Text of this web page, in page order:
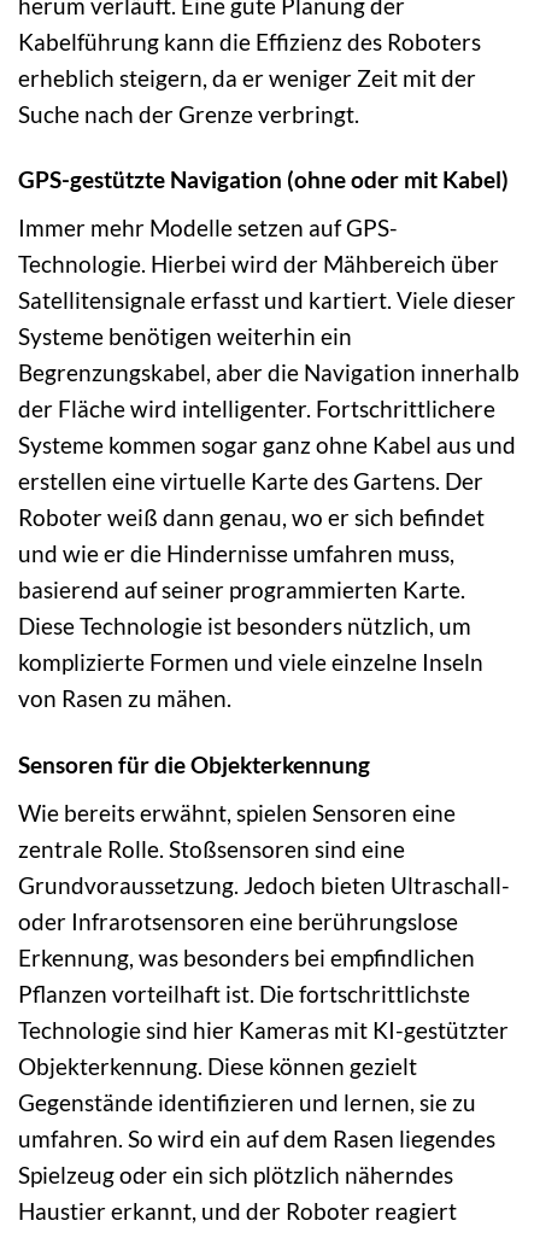
Kabelführung kann die Effizienz des Roboters
erheblich steigern, da er weniger Zeit mit der
Suche nach der Grenze verbringt.
GPS-gestützte Navigation (ohne oder mit Kabel)
Immer mehr Modelle setzen auf GPS-
Technologie. Hierbei wird der Mähbereich über
Satellitensignale erfasst und kartiert. Viele dieser
Systeme benötigen weiterhin ein
Begrenzungskabel, aber die Navigation innerhalb
der Fläche wird intelligenter. Fortschrittlichere
Systeme kommen sogar ganz ohne Kabel aus und
erstellen eine virtuelle Karte des Gartens. Der
Roboter weiß dann genau, wo er sich befindet
und wie er die Hindernisse umfahren muss,
basierend auf seiner programmierten Karte.
Diese Technologie ist besonders nützlich, um
komplizierte Formen und viele einzelne Inseln
von Rasen zu mähen.
Sensoren für die Objekterkennung
Wie bereits erwähnt, spielen Sensoren eine
zentrale Rolle. Stoßsensoren sind eine
Grundvoraussetzung. Jedoch bieten Ultraschall-
oder Infrarotsensoren eine berührungslose
Erkennung, was besonders bei empfindlichen
Pflanzen vorteilhaft ist. Die fortschrittlichste
Technologie sind hier Kameras mit KI-gestützter
Objekterkennung. Diese können gezielt
Gegenstände identifizieren und lernen, sie zu
umfahren. So wird ein auf dem Rasen liegendes
Spielzeug oder ein sich plötzlich näherndes
Haustier erkannt, und der Roboter reagiert